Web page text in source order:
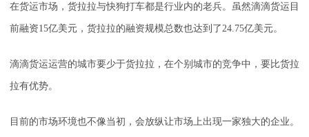
在货运市场，货拉拉与快狗打车都是行业内的老兵。虽然滴滴货运目
前融资15亿美元，货拉拉的融资规模总数也达到了24.75亿美元。
滴滴货运运营的城市要少于货拉拉，在个别城市的竞争中，要比货拉
拉有优势。
目前的市场环境也不像当初，会放纵让市场上出现一家独大的企业。